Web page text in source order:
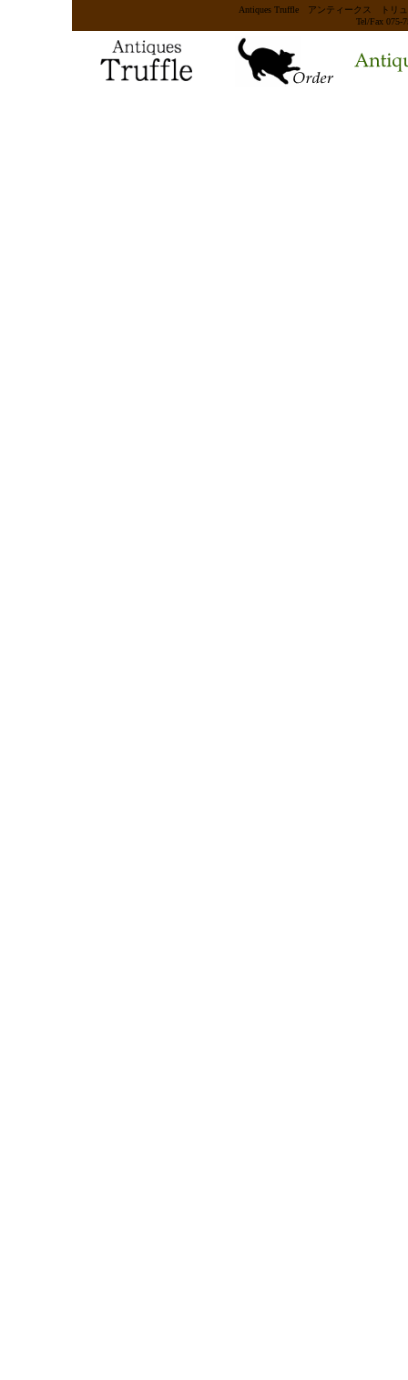
Antiques Truffle アンティークス ト
Tel/Fax